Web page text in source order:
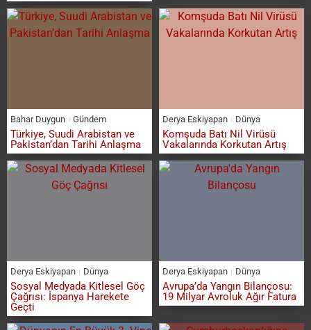
Bahar Duygun Gündem
Türkiye, Suudi Arabistan ve
Pakistan’dan Tarihi Anlaşma
Derya Eskiyapan Dünya
Komşuda Batı Nil Virüsü
Vakalarında Korkutan Artış
Derya Eskiyapan Dünya
Sosyal Medyada Kitlesel Göç
Çağrısı: İspanya Harekete
Geçti
Derya Eskiyapan Dünya
Avrupa’da Yangın Bilançosu:
19 Milyar Avroluk Ağır Fatura